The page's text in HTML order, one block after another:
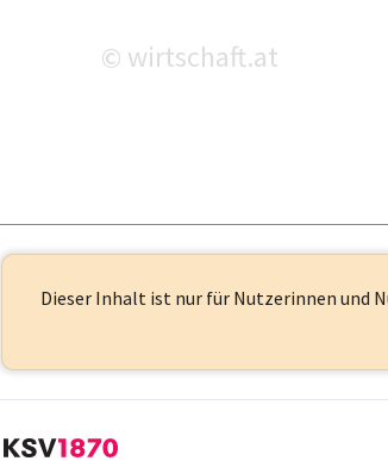
© wirtschaft.at
Dieser Inhalt ist nur für Nutzerinnen und